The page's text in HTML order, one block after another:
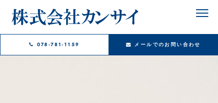
078-781-1159 メールでのお問い合わせ